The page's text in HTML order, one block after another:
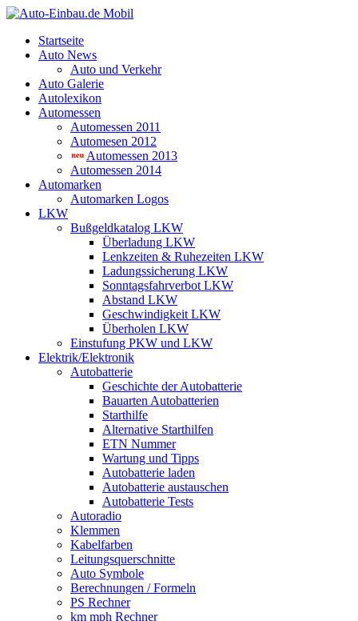
Startseite
Auto News
Auto und Verkehr
Auto Galerie
Autolexikon
Automessen
Automessen 2011
Automesen 2012
Automessen 2013
Automessen 2014
Automarken
Automarken Logos
LKW
Bußgeldkatalog LKW
Überladung LKW
Lenkzeiten & Ruhezeiten LKW
Ladungssicherung LKW
Sonntagsfahrverbot LKW
Abstand LKW
Geschwindigkeit LKW
Überholen LKW
Einstufung PKW und LKW
Elektrik/Elektronik
Autobatterie
Geschichte der Autobatterie
Bauarten Autobatterien
Starthilfe
Alternative Starthilfen
ETN Nummer
Wartung und Tipps
Autobatterie laden
Autobatterie austauschen
Autobatterie Tests
Autoradio
Klemmen
Kabelfarben
Leitungsquerschnitte
Auto Symbole
Berechnungen / Formeln
PS Rechner
km mph Rechner